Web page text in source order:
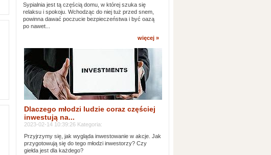
Sypialnia jest tą częścią domu, w której szuka się
relaksu i spokoju. Wchodząc do niej tuż przed snem,
powinna dawać poczucie bezpieczeństwa i być oazą
po nawet...
więcej »
Dlaczego młodzi ludzie coraz częściej
inwestują na...
2023-02-14 10:39:26 Kategoria:
Przyjrzymy się, jak wygląda inwestowanie w akcje. Jak
przygotowują się do tego młodzi inwestorzy? Czy
giełda jest dla każdego?